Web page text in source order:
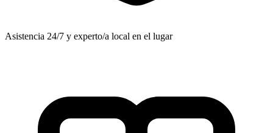
Asistencia 24/7 y experto/a local en el lugar